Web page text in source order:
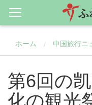
ホーム / 中国旅行ニ
第6回の
化の観光